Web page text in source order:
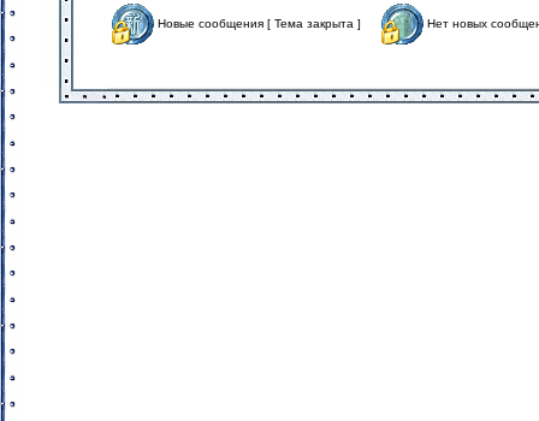
Новые сообщения [ Тема закрыта ] Нет новых